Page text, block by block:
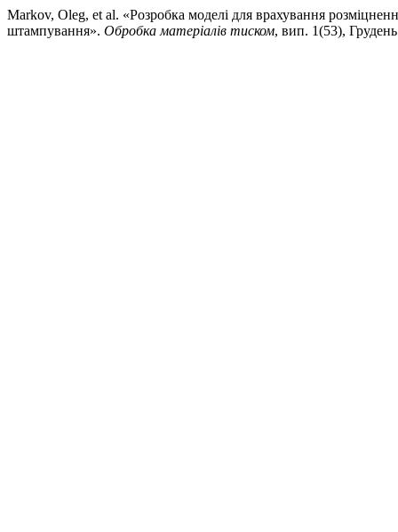
Markov, Oleg, et al. «Розробка моделі для врахування
штампування». Обробка матеріалів тиском, вип. 1(53),